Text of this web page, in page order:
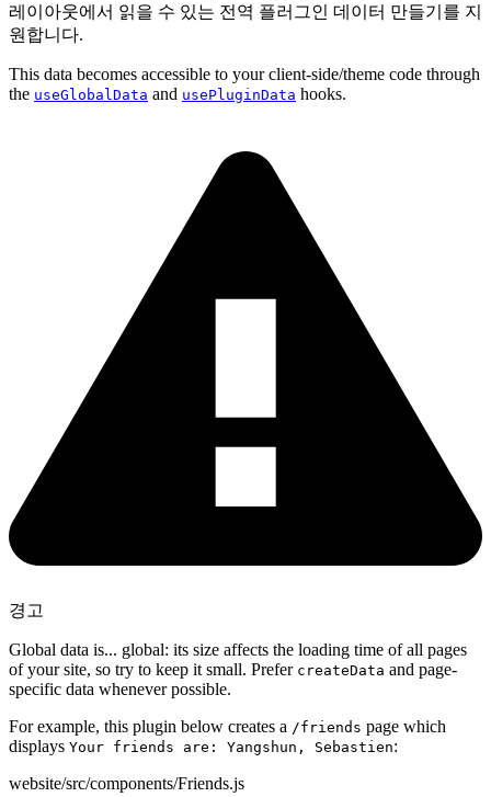
레이아웃에서 읽을 수 있는 전역 플러그인 데이터 만들기를 지
원합니다.
This data becomes accessible to your client-side/theme code through
the useGlobalData and usePluginData hooks.
경고
Global data is... global: its size affects the loading time of all pages
of your site, so try to keep it small. Prefer createData and page-
specific data whenever possible.
For example, this plugin below creates a /friends page which
displays Your friends are: Yangshun, Sebastien:
website/src/components/Friends.js